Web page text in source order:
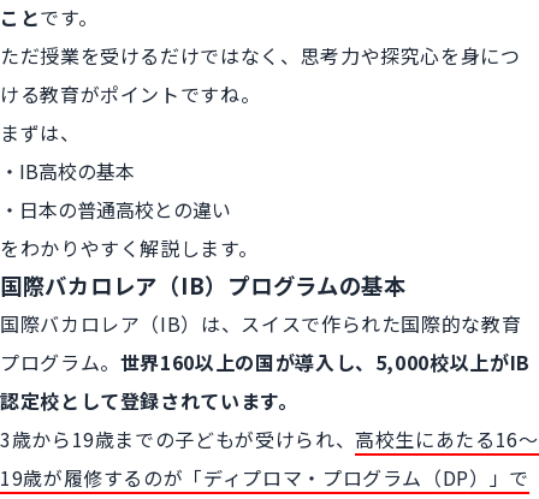
ことです。
ただ授業を受けるだけではなく、思考力や探究心を身につ
ける教育がポイントですね。
まずは、
IB高校の基本
日本の普通高校との違い
をわかりやすく解説します。
国際バカロレア（IB）プログラムの基本
国際バカロレア（IB）は、スイスで作られた国際的な教育
プログラム。 世界160以上の国が導入し、5,000校以上がIB
認定校として登録されています。
3歳から19歳までの子どもが受けられ、高校生にあたる16〜
19歳が履修するのが「ディプロマ・プログラム（DP）」で